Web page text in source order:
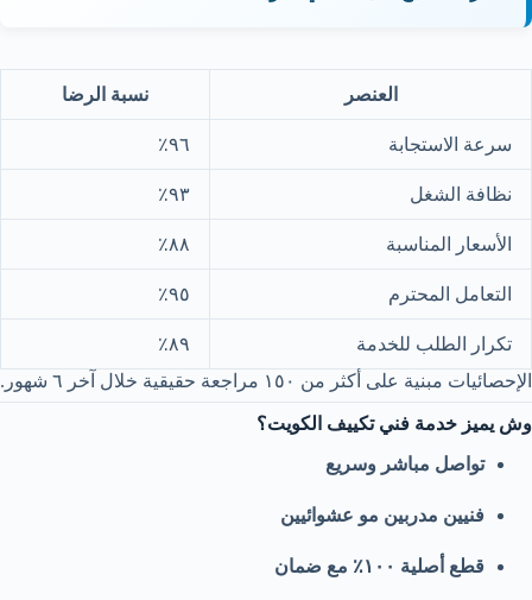
العنصر نسبة الرضا
سرعة الاستجابة ٩٦٪
نظافة الشغل ٩٣٪
الأسعار المناسبة ٨٨٪
التعامل المحترم ٩٥٪
تكرار الطلب للخدمة
٨٩٪
الإحصائيات مبنية على أكثر من ١٥٠ مراجعة حقيقية خلال آخر ٦ شهور.
وش يميز خدمة فني تكييف الكويت؟
تواصل مباشر وسريع
فنيين مدربين مو عشوائيين
قطع أصلية ١٠٠٪ مع ضمان